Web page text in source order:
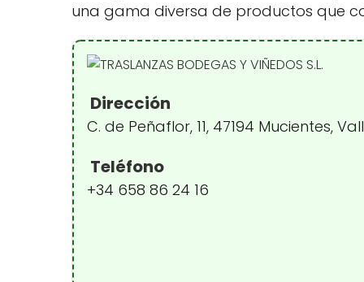
una gama diversa de productos que
Dirección
C. de Peñaflor, 11, 47194 Mucientes,
Teléfono
+34 658 86 24 16